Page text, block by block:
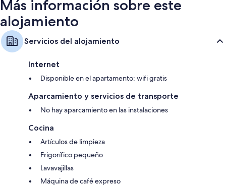
Más información sobre este
alojamiento
Servicios del alojamiento
Internet
Disponible en el apartamento: wifi gratis
Aparcamiento y servicios de transporte
No hay aparcamiento en las instalaciones
Cocina
Artículos de limpieza
Frigorífico pequeño
Lavavajillas
Máquina de café expreso